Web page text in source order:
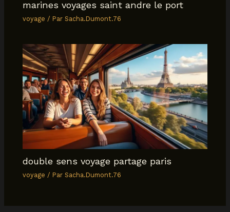
marines voyages saint andre le port
voyage / ParSacha.Dumont.76
double sens voyage partage paris
voyage / ParSacha.Dumont.76